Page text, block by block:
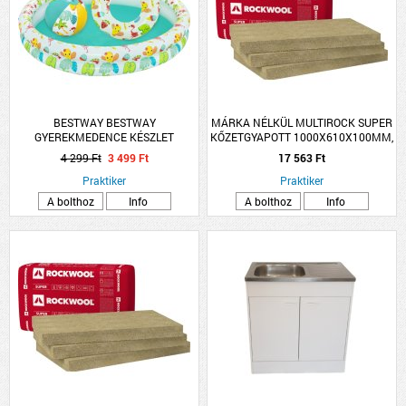
BESTWAY BESTWAY
GYEREKMEDENCE KÉSZLET
122X20CM
4 299 Ft 3 499 Ft
Praktiker
A bolthoz
Info
MÁRKA NÉLKÜL MULTIROCK SUPER
KŐZETGYAPOTT 1000X610X100MM,
0.039W/M-K
17 563 Ft
Praktiker
A bolthoz
Info